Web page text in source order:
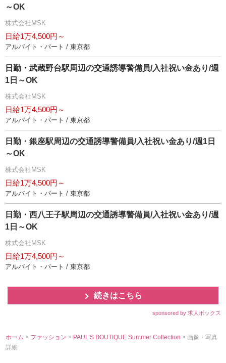
～OK
株式会社MSK
日給1万4,500円～
アルバイト・パート / 東京都
日勤・武蔵野台駅周辺の交通誘導警備員/入社祝い金あり/週
1日～OK
株式会社MSK
日給1万4,500円～
アルバイト・パート / 東京都
日勤・銀座駅周辺の交通誘導警備員/入社祝い金あり/週1日
～OK
株式会社MSK
日給1万4,500円～
アルバイト・パート / 東京都
日勤・西八王子駅周辺の交通誘導警備員/入社祝い金あり/週
1日～OK
株式会社MSK
日給1万4,500円～
アルバイト・パート / 東京都
続きはこちら
sponsored by 求人ボックス
ホーム > ファッション> PAUL’S BOUTIQUE Summer Collection> 画像・写真
詳細